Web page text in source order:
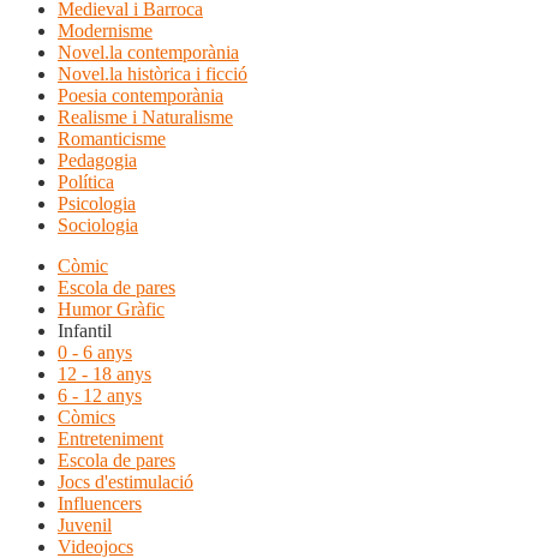
Medieval i Barroca
Modernisme
Novel.la contemporània
Novel.la històrica i ficció
Poesia contemporània
Realisme i Naturalisme
Romanticisme
Pedagogia
Política
Psicologia
Sociologia
Còmic
Escola de pares
Humor Gràfic
Infantil
0 - 6 anys
12 - 18 anys
6 - 12 anys
Còmics
Entreteniment
Escola de pares
Jocs d'estimulació
Influencers
Juvenil
Videojocs